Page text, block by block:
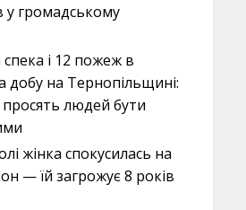
у громадському
і 12 пожеж в
добу на Тернопільщині:
людей бути
жінка спокусилась на
— їй загрожує 8 років